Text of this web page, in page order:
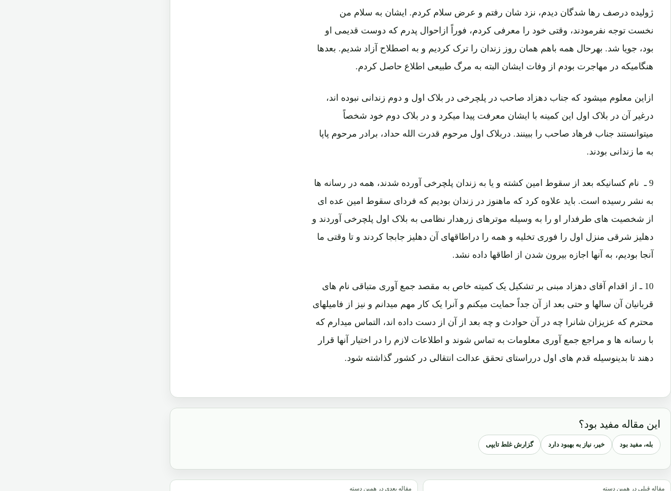
ژولیده درصف رها شدگان دیدم، نزد شان رفتم و عرض سلام کردم. ایشان به سلام من
نخست توجه نفرمودند، وقتی خود را معرفی کردم، فوراً ازاحوال پدرم که دوست قدیمی او
بود، جویا شد. بهرحال همه باهم همان روز زندان را ترک کردیم و به اصطلاح آزاد شدیم. بعدها
هنگامیکه در مهاجرت بودم از وفات ایشان البته به مرگ طبیعی اطلاع حاصل کردم.
ازاین معلوم میشود که جناب دهزاد صاحب در پلچرخی در بلاک اول و دوم زندانی نبوده اند،
درغیر آن در بلاک اول این کمینه با ایشان معرفت پیدا میکرد و در بلاک دوم خود شخصاً
میتوانستند جناب فرهاد صاحب را ببینند. دربلاک اول مرحوم قدرت الله حداد، برادر مرحوم پاپا
به ما زندانی بودند.
9 ـ نام کسانیکه بعد از سقوط امین کشته و یا به زندان پلچرخی آورده شدند، همه در رسانه ها
به نشر رسیده است. باید علاوه کرد که ماهنوز در زندان بودیم که فردای سقوط امین عده ای
از شخصیت های طرفدار او را به وسیله موترهای زرهدار نظامی به بلاک اول پلچرخی آوردند و
دهلیز شرقی منزل اول را فوری تخلیه و همه را دراطاقهای آن دهلیز جابجا کردند و تا وقتی ما
آنجا بودیم، به آنها اجازه بیرون شدن از اطاقها داده نشد.
10 ـ از اقدام آقای دهزاد مبنی بر تشکیل یک کمیته خاص به مقصد جمع آوری متباقی نام های
قربانیان آن سالها و حتی بعد از آن جداً حمایت میکنم و آنرا یک کار مهم میدانم و نیز از فامیلهای
محترم که عزیزان شانرا چه در آن حوادث و چه بعد از آن از دست داده اند، التماس میدارم که
با رسانه ها و مراجع جمع آوری معلومات به تماس شوند و اطلاعات لازم را در اختیار آنها قرار
دهند تا بدینوسیله قدم های اول درراستای تحقق عدالت انتقالی در کشور گذاشته شود.
این مقاله مفید بود؟
بله، مفید بود خیر، نیاز به بهبود دارد گزارش غلط تایپی
مقاله قبلی در همین دسته مقاله بعدی در همین دسته